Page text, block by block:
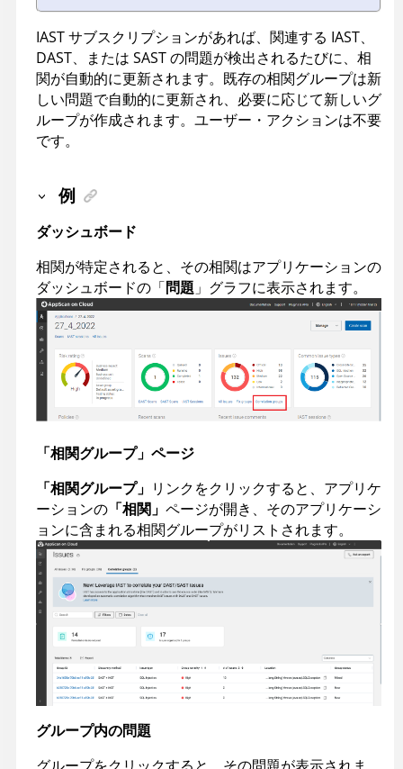
IAST サブスクリプションがあれば、関連する IAST、
DAST、または SAST の問題が検出されるたびに、相
関が自動的に更新されます。既存の相関グループは新
しい問題で自動的に更新され、必要に応じて新しいグ
ループが作成されます。ユーザー・アクションは不要
です。
例
ダッシュボード
相関が特定されると、その相関はアプリケーションの
ダッシュボードの「問題 」グラフに表示されます。
「相関グループ」ページ
「相関グループ」 リンクをクリックすると、アプリケ
ーションの 「相関」 ページが開き、そのアプリケーシ
ョンに含まれる相関グループがリストされます。
グループ内の問題